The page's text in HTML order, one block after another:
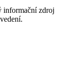
informační zdroj